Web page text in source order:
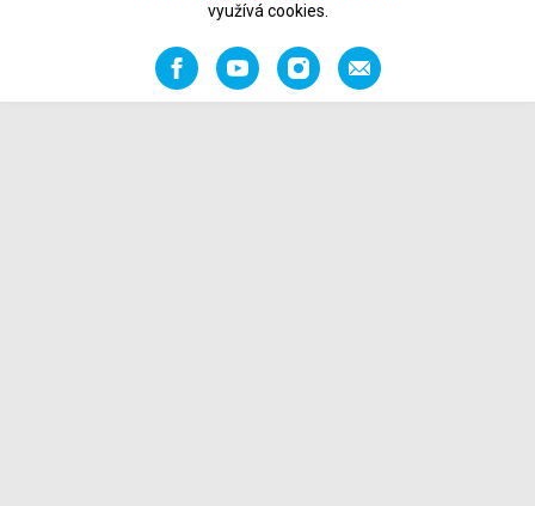
využívá cookies.
FacebookYouTubeInstagramNapište
nám